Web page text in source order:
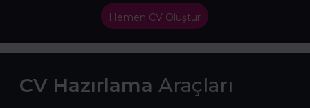
Hemen CV Oluştur
CV Hazırlama Araçları